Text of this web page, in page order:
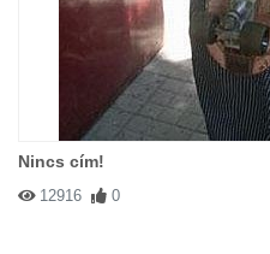
Nincs cím!
12916 0